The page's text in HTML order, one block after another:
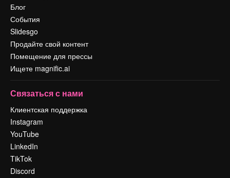
Блог
События
Slidesgo
Продайте свой контент
Помещение для прессы
Ищете magnific.ai
Связаться с нами
Клиентская поддержка
Instagram
YouTube
LinkedIn
TikTok
Discord